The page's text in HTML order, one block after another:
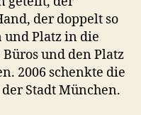
der doppelt so
Platz in die
und den Platz
2006 schenkte die
Stadt München.